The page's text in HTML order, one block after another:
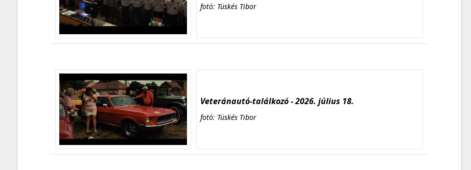
fotó: Tüskés Tibor
Veteránautó-találkozó - 2026. július 18.
fotó: Tüskés Tibor